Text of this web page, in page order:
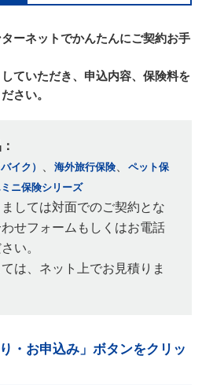
ーネットでかんたんにご契約お手
ていただき、申込内容、保険料を
さい。
イク） 、海外旅行保険 、ペット保
ニ保険シリーズ
しては対面でのご契約とな
せフォームもしくはお電話
い。
は、ネット上でお見積りま
・お申込み」ボタンをクリッ